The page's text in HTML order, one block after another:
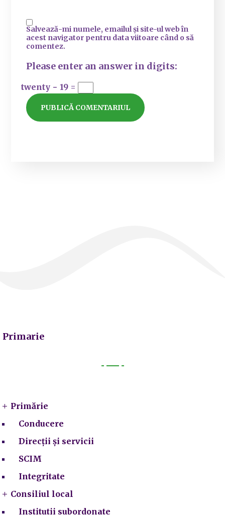
Salvează-mi numele, emailul și site-ul web în
acest navigator pentru data viitoare când o să
comentez.
Please enter an answer in digits:
twenty − 19 =
Primarie
Primărie
Conducere
Direcții și servicii
SCIM
Integritate
Consiliul local
Institutii subordonate